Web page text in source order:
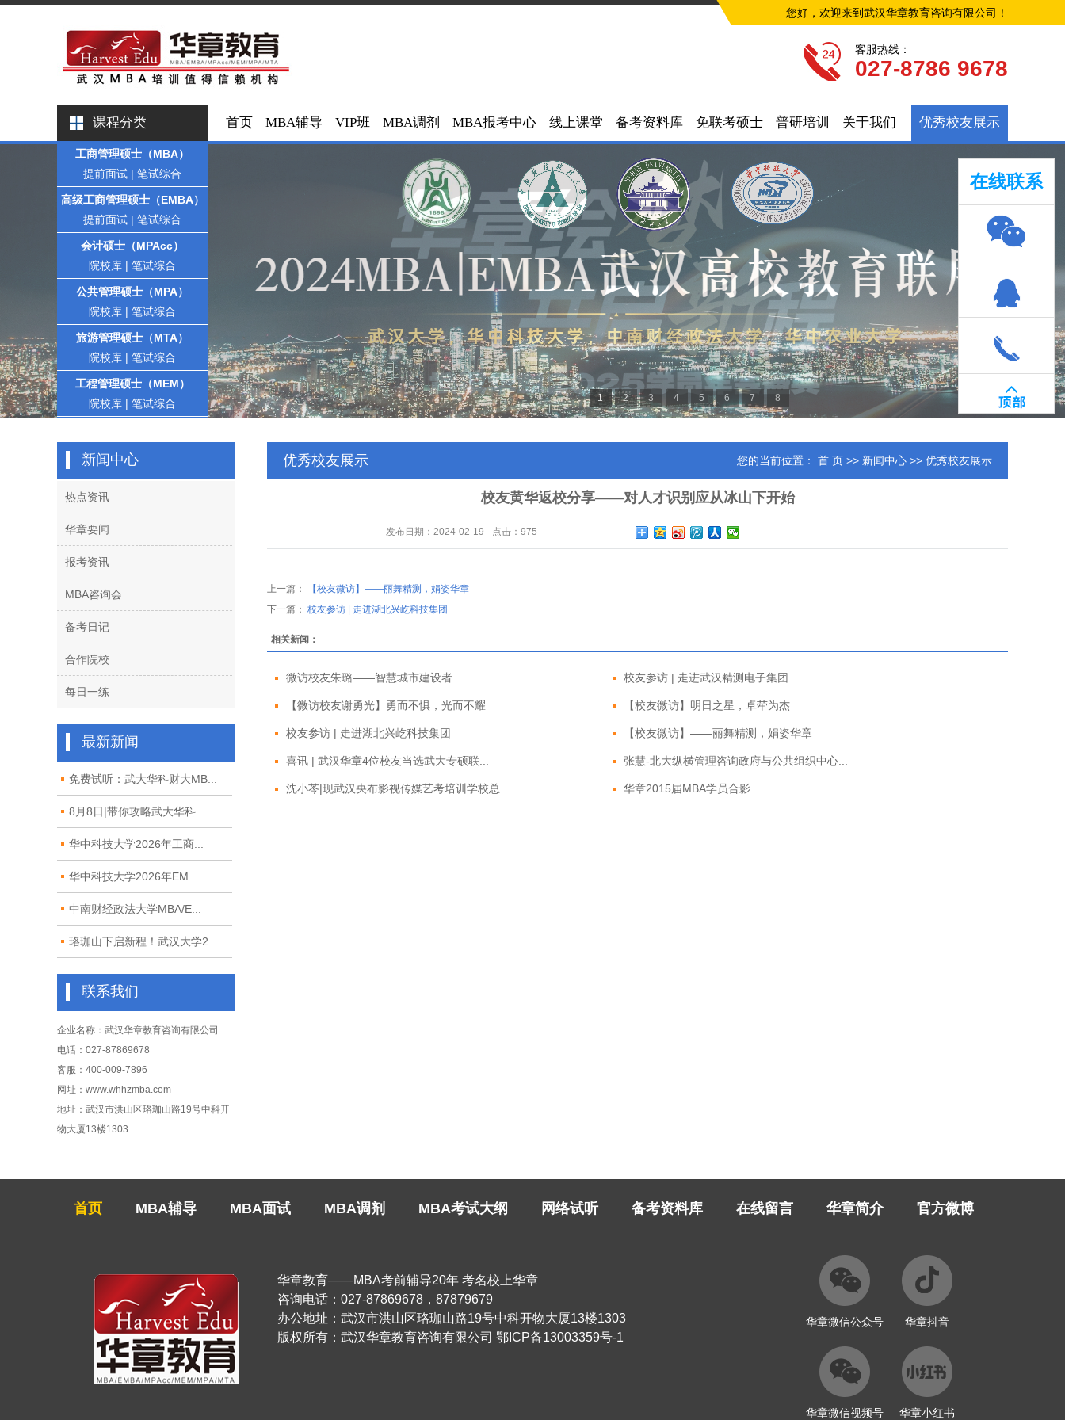
您好，欢迎来到武汉华章教育咨询有限公司！
客服热线：
027-8786 9678
课程分类
工商管理硕士（MBA）
提前面试 | 笔试综合
高级工商管理硕士（EMBA）
提前面试 | 笔试综合
会计硕士（MPAcc）
院校库 | 笔试综合
公共管理硕士（MPA）
院校库 | 笔试综合
旅游管理硕士（MTA）
院校库 | 笔试综合
工程管理硕士（MEM）
院校库 | 笔试综合
首页 MBA辅导 VIP班 MBA调剂 MBA报考中心 线上课堂 备考资料库 免联考硕士 普研培训 关于我们 优秀校友展示
1 2 3 4 5 6 7 8
新闻中心
热点资讯
华章要闻
报考资讯
MBA咨询会
备考日记
合作院校
每日一练
最新新闻
免费试听：武大华科财大MB...
8月8日|带你攻略武大华科...
华中科技大学2026年工商...
华中科技大学2026年EM...
中南财经政法大学MBA/E...
珞珈山下启新程！武汉大学2...
联系我们
企业名称：武汉华章教育咨询有限公司
电话：027-87869678
客服：400-009-7896
网址：www.whhzmba.com
地址：武汉市洪山区珞珈山路19号中科开
物大厦13楼1303
优秀校友展示 您的当前位置： 首 页 >> 新闻中心 >> 优秀校友展示
校友黄华返校分享——对人才识别应从冰山下开始
发布日期： 2024-02-19 点击： 975
上一篇：
【校友微访】——丽舞精测，娟姿华章
下一篇： 校友参访 | 走进湖北兴屹科技集团
相关新闻：
微访校友朱璐——智慧城市建设者 校友参访 | 走进武汉精测电子集团
【微访校友谢勇光】勇而不惧，光而不耀 【校友微访】明日之星，卓荦为杰
校友参访 | 走进湖北兴屹科技集团 【校友微访】——丽舞精测，娟姿华章
喜讯 | 武汉华章4位校友当选武大专硕联... 张慧-北大纵横管理咨询政府与公共组织中心...
沈小芩|现武汉央布影视传媒艺考培训学校总... 华章2015届MBA学员合影
首页 MBA辅导 MBA面试 MBA调剂 MBA考试大纲 网络试听 备考资料库 在线留言 华章简介 官方微博
华章教育——MBA考前辅导20年 考名校上华章
咨询电话：027-87869678，87879679
办公地址：武汉市洪山区珞珈山路19号中科开物大厦13楼1303
版权所有：武汉华章教育咨询有限公司 鄂ICP备13003359号-1
华章微信公众号 华章抖音
华章微信视频号 华章小红书
在线联系